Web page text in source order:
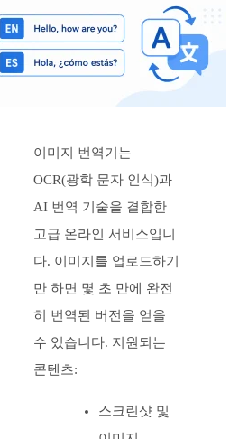
이미지 번역기는
OCR(광학 문자 인식)과
AI 번역 기술을 결합한
고급 온라인 서비스입니
다. 이미지를 업로드하기
만 하면 몇 초 만에 완전
히 번역된 버전을 얻을
수 있습니다. 지원되는
콘텐츠:
스크린샷 및